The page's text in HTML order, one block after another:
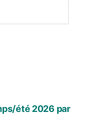
été 2026 par